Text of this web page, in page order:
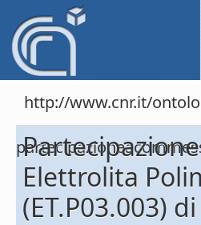
http://www.cnr.it/
Elettrolita
(ET.P03.003)